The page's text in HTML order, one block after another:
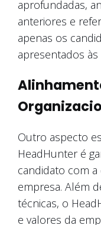
aprofundadas,
anteriores e
apenas os
apresentados às
Outro aspecto
HeadHunter é
candidato com
empresa. Além
técnicas, o
e valores da